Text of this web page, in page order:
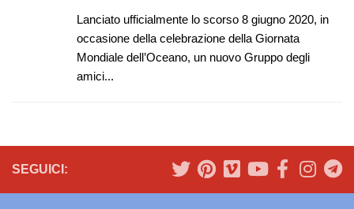
Lanciato ufficialmente lo scorso 8 giugno 2020, in
occasione della celebrazione della Giornata
Mondiale dell’Oceano, un nuovo Gruppo degli
amici...
SEGUICI: